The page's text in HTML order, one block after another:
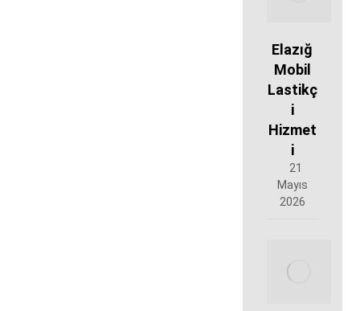
Elazığ
Mobil
Lastikç
i
Hizmet
i
21
Mayıs
2026